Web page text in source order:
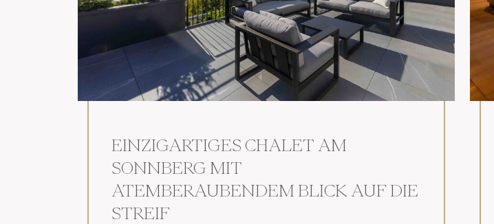
EINZIGARTIGES CHALET AM
SONNBERG MIT
ATEMBERAUBENDEM BLICK AUF DIE
STREIF
NEWSLETTER